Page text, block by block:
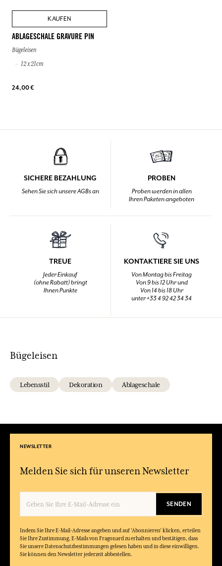
KAUFEN
ABLAGESCHALE GRAVURE PIN
Bügeleisen
12 x 21cm
24,00 €
SICHERE BEZAHLUNG
Sehen Sie sich unsere AGBs an
PROBEN
Proben werden in allen
Ihren Paketen angeboten
TREUE
Jeder Einkauf
(ohne Rabatt) bringt
Ihnen Punkte
KONTAKTIERE SIE UNS
Von Montag bis Freitag
Von 9 bis 12 Uhr und
Von 14 bis 18 Uhr
unter +33 4 92 42 34 34
Bügeleisen
Lebensstil Dekoration Ablageschale
NEWSLETTER
Melden Sie sich für unseren Newsletter
SENDEN
Indem Sie Ihre E-Mail-Adresse angeben und auf 'Abonnieren' klicken, erteilen
Sie Ihre Zustimmung, E-Mails von Fragonard zu erhalten und bestätigen, dass
Sie unsere Datenschutzbestimmungen gelesen haben und in diese einwilligen.
Sie können den Newsletter jederzeit abbestellen.